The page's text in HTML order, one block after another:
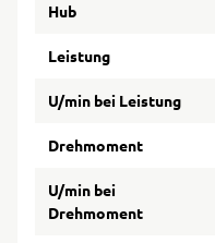
Hub
Leistung
U/min bei Leistung
Drehmoment
U/min bei
Drehmoment